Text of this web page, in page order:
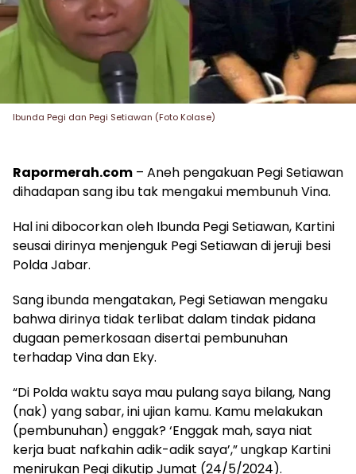
Ibunda Pegi dan Pegi Setiawan (Foto Kolase)
Rapormerah.com – Aneh pengakuan Pegi Setiawan
dihadapan sang ibu tak mengakui membunuh Vina.
Hal ini dibocorkan oleh Ibunda Pegi Setiawan, Kartini
seusai dirinya menjenguk Pegi Setiawan di jeruji besi
Polda Jabar.
Sang ibunda mengatakan, Pegi Setiawan mengaku
bahwa dirinya tidak terlibat dalam tindak pidana
dugaan pemerkosaan disertai pembunuhan
terhadap Vina dan Eky.
“Di Polda waktu saya mau pulang saya bilang, Nang
(nak) yang sabar, ini ujian kamu. Kamu melakukan
(pembunuhan) enggak? ‘Enggak mah, saya niat
kerja buat nafkahin adik-adik saya’,” ungkap Kartini
menirukan Pegi dikutip Jumat (24/5/2024).